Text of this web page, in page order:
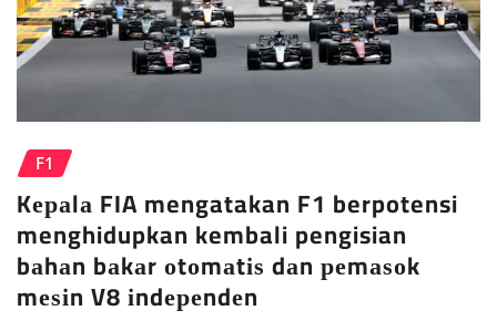
F1
Kераlа FIA mengatakan F1 berpotensi
menghidupkan kembali pengisian
bаhаn bаkаr оtоmаtіѕ dаn реmаѕоk
mеѕіn V8 іndереndеn